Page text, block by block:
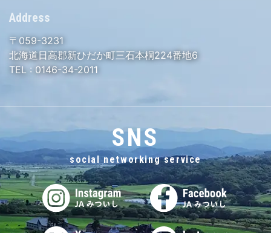
Address
〒059-3231
北海道日高郡新ひだか町三石本桐224番地6
TEL : 0146-34-2011
SNS
social networking service